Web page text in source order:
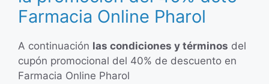
Farmacia Online Pharol
A continuación las condiciones y términos del
cupón promocional del 40% de descuento en
Farmacia Online Pharol